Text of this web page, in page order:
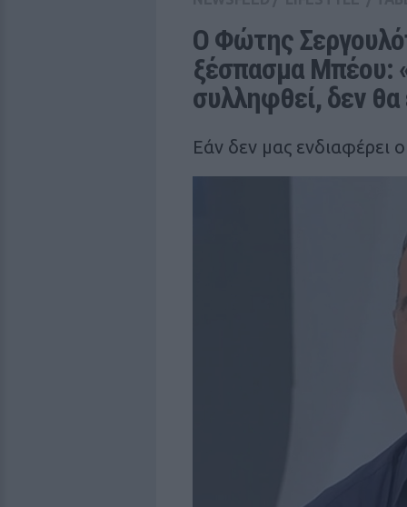
Ο Φώτης
ξέσπασμα Μπέου:
συλληφθεί, δεν θα
Εάν δεν μας ενδιαφέρει